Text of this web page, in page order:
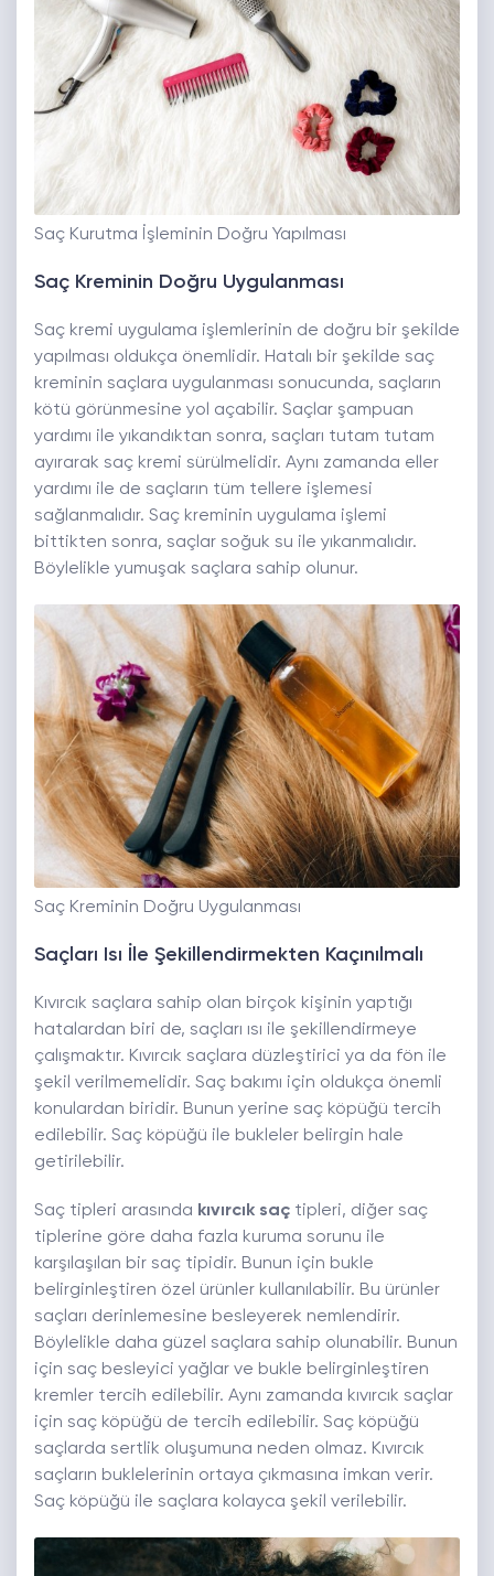
Saç Kurutma İşleminin Doğru Yapılması
Saç Kreminin Doğru Uygulanması
Saç kremi uygulama işlemlerinin de doğru bir şekilde
yapılması oldukça önemlidir. Hatalı bir şekilde saç
kreminin saçlara uygulanması sonucunda, saçların
kötü görünmesine yol açabilir. Saçlar şampuan
yardımı ile yıkandıktan sonra, saçları tutam tutam
ayırarak saç kremi sürülmelidir. Aynı zamanda eller
yardımı ile de saçların tüm tellere işlemesi
sağlanmalıdır. Saç kreminin uygulama işlemi
bittikten sonra, saçlar soğuk su ile yıkanmalıdır.
Böylelikle yumuşak saçlara sahip olunur.
Saç Kreminin Doğru Uygulanması
Saçları Isı İle Şekillendirmekten Kaçınılmalı
Kıvırcık saçlara sahip olan birçok kişinin yaptığı
hatalardan biri de, saçları ısı ile şekillendirmeye
çalışmaktır. Kıvırcık saçlara düzleştirici ya da fön ile
şekil verilmemelidir. Saç bakımı için oldukça önemli
konulardan biridir. Bunun yerine saç köpüğü tercih
edilebilir. Saç köpüğü ile bukleler belirgin hale
getirilebilir.
Saç tipleri arasında kıvırcık saç tipleri, diğer saç
tiplerine göre daha fazla kuruma sorunu ile
karşılaşılan bir saç tipidir. Bunun için bukle
belirginleştiren özel ürünler kullanılabilir. Bu ürünler
saçları derinlemesine besleyerek nemlendirir.
Böylelikle daha güzel saçlara sahip olunabilir. Bunun
için saç besleyici yağlar ve bukle belirginleştiren
kremler tercih edilebilir. Aynı zamanda kıvırcık saçlar
için saç köpüğü de tercih edilebilir. Saç köpüğü
saçlarda sertlik oluşumuna neden olmaz. Kıvırcık
saçların buklelerinin ortaya çıkmasına imkan verir.
Saç köpüğü ile saçlara kolayca şekil verilebilir.